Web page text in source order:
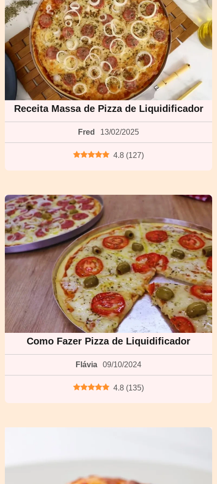
Receita Massa de Pizza de Liquidificador
Fred 13/02/2025
4.8 (127)
Como Fazer Pizza de Liquidificador
Flávia 09/10/2024
4.8 (135)